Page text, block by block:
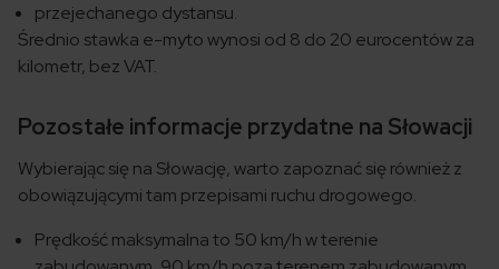
przejechanego dystansu.
Średnio stawka e-myto wynosi od 8 do 20 eurocentów za
kilometr, bez VAT.
Pozostałe informacje przydatne na Słowacji
Wybierając się na Słowację, warto zapoznać się również z
obowiązującymi tam przepisami ruchu drogowego.
Prędkość maksymalna to 50 km/h w terenie